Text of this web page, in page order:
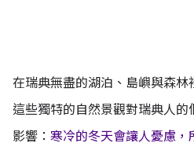
在瑞典無盡的湖泊、島嶼與森
這些獨特的自然景觀對瑞典人
影響： 寒冷的冬天會讓人憂慮，